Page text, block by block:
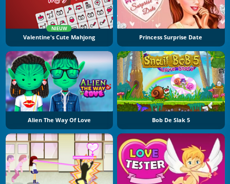
NIEUW
Valentine's Cute Mahjong Princess Surprise Date
Alien The Way Of Love Bob De Slak 5